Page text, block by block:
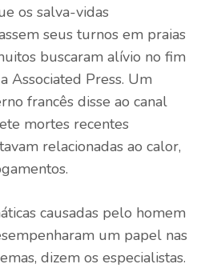
os salva-vidas
seus turnos em praias
buscaram alívio no fim
Associated Press. Um
francês disse ao canal
mortes recentes
relacionadas ao calor,
causadas pelo homem
um papel nas
dizem os especialistas.